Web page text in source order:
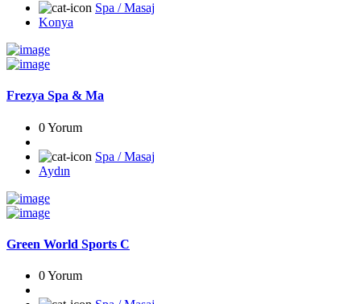
Spa / Masaj
Konya
Frezya Spa & Ma
0 Yorum
Spa / Masaj
Aydın
Green World Sports C
0 Yorum